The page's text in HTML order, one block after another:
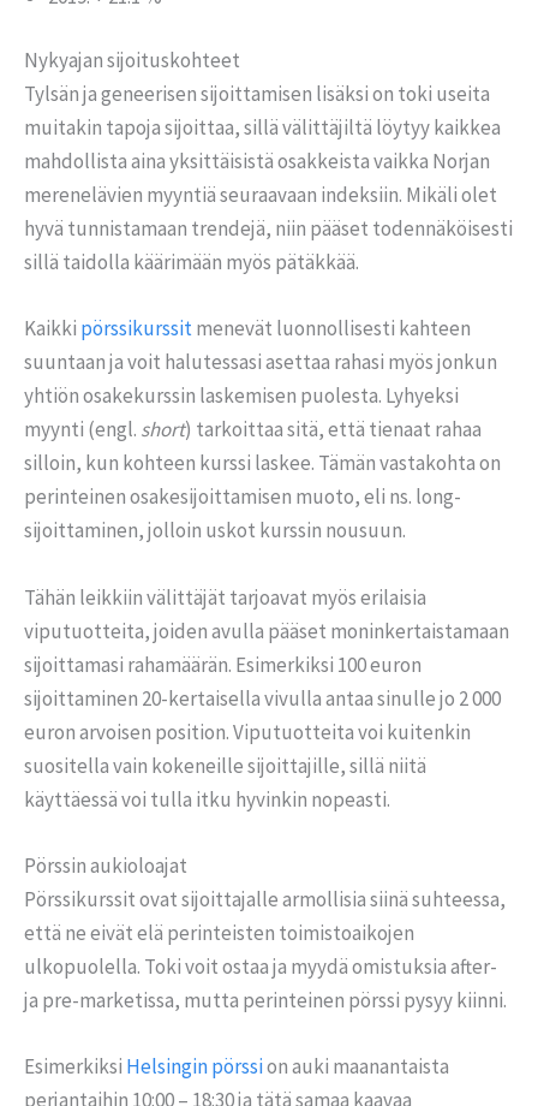
Nykyajan sijoituskohteet
Tylsän ja geneerisen sijoittamisen lisäksi on toki useita
muitakin tapoja sijoittaa, sillä välittäjiltä löytyy kaikkea
mahdollista aina yksittäisistä osakkeista vaikka Norjan
merenelävien myyntiä seuraavaan indeksiin. Mikäli olet
hyvä tunnistamaan trendejä, niin pääset todennäköisesti
sillä taidolla käärimään myös pätäkkää.
Kaikki pörssikurssitmenevät luonnollisesti kahteen
suuntaan ja voit halutessasi asettaa rahasi myös jonkun
yhtiön osakekurssin laskemisen puolesta. Lyhyeksi
myynti (engl. short) tarkoittaa sitä, että tienaat rahaa
silloin, kun kohteen kurssi laskee. Tämän vastakohta on
perinteinen osakesijoittamisen muoto, eli ns. long-
sijoittaminen, jolloin uskot kurssin nousuun.
Tähän leikkiin välittäjät tarjoavat myös erilaisia
viputuotteita, joiden avulla pääset moninkertaistamaan
sijoittamasi rahamäärän. Esimerkiksi 100 euron
sijoittaminen 20-kertaisella vivulla antaa sinulle jo 2 000
euron arvoisen position. Viputuotteita voi kuitenkin
suositella vain kokeneille sijoittajille, sillä niitä
käyttäessä voi tulla itku hyvinkin nopeasti.
Pörssin aukioloajat
Pörssikurssit ovat sijoittajalle armollisia siinä suhteessa,
että ne eivät elä perinteisten toimistoaikojen
ulkopuolella. Toki voit ostaa ja myydä omistuksia after-
ja pre-marketissa, mutta perinteinen pörssi pysyy kiinni.
Esimerkiksi Helsingin pörssion auki maanantaista
perjantaihin 10:00 – 18:30 ja tätä samaa kaavaa